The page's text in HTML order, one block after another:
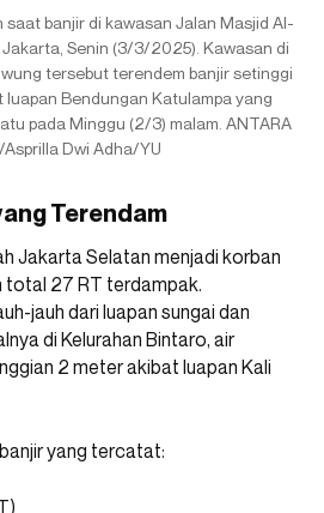
saat banjir di kawasan Jalan Masjid Al-
Senin (3/3/2025). Kawasan di
tersebut terendem banjir setinggi
luapan Bendungan Katulampa yang
pada Minggu (2/3) malam. ANTARA
Dwi Adha/YU
Terendam
Jakarta Selatan menjadi korban
total 27 RT terdampak.
jauh dari luapan sungai dan
di Kelurahan Bintaro, air
2 meter akibat luapan Kali
yang tercatat: